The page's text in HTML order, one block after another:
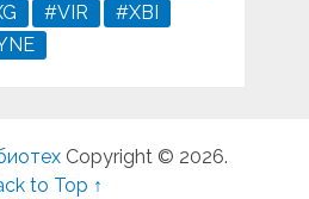
#VIR
#XBI
Copyright © 2026.
to Top ↑